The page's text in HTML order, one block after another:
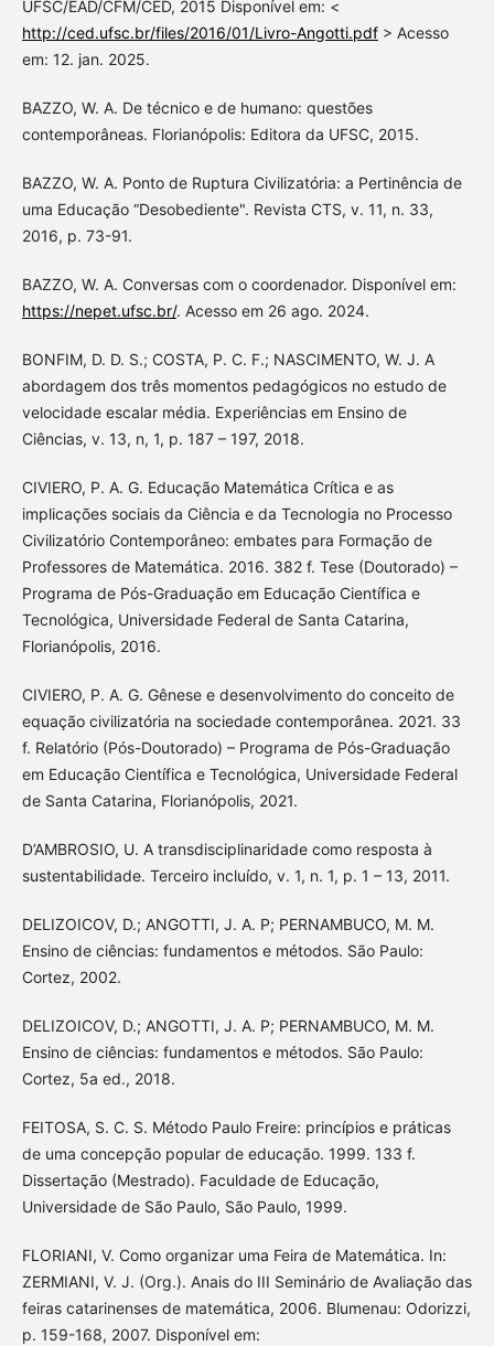
UFSC/EAD/CFM/CED, 2015 Disponível em: <
http://ced.ufsc.br/files/2016/01/Livro-Angotti.pdf> Acesso
em: 12. jan. 2025.
BAZZO, W. A. De técnico e de humano: questões
contemporâneas. Florianópolis: Editora da UFSC, 2015.
BAZZO, W. A. Ponto de Ruptura Civilizatória: a Pertinência de
uma Educação “Desobediente". Revista CTS, v. 11, n. 33,
2016, p. 73-91.
BAZZO, W. A. Conversas com o coordenador. Disponível em:
https://nepet.ufsc.br/. Acesso em 26 ago. 2024.
BONFIM, D. D. S.; COSTA, P. C. F.; NASCIMENTO, W. J. A
abordagem dos três momentos pedagógicos no estudo de
velocidade escalar média. Experiências em Ensino de
Ciências, v. 13, n, 1, p. 187 – 197, 2018.
CIVIERO, P. A. G. Educação Matemática Crítica e as
implicações sociais da Ciência e da Tecnologia no Processo
Civilizatório Contemporâneo: embates para Formação de
Professores de Matemática. 2016. 382 f. Tese (Doutorado) –
Programa de Pós-Graduação em Educação Científica e
Tecnológica, Universidade Federal de Santa Catarina,
Florianópolis, 2016.
CIVIERO, P. A. G. Gênese e desenvolvimento do conceito de
equação civilizatória na sociedade contemporânea. 2021. 33
f. Relatório (Pós-Doutorado) – Programa de Pós-Graduação
em Educação Científica e Tecnológica, Universidade Federal
de Santa Catarina, Florianópolis, 2021.
D’AMBROSIO, U. A transdisciplinaridade como resposta à
sustentabilidade. Terceiro incluído, v. 1, n. 1, p. 1 – 13, 2011.
DELIZOICOV, D.; ANGOTTI, J. A. P; PERNAMBUCO, M. M.
Ensino de ciências: fundamentos e métodos. São Paulo:
Cortez, 2002.
DELIZOICOV, D.; ANGOTTI, J. A. P; PERNAMBUCO, M. M.
Ensino de ciências: fundamentos e métodos. São Paulo:
Cortez, 5a ed., 2018.
FEITOSA, S. C. S. Método Paulo Freire: princípios e práticas
de uma concepção popular de educação. 1999. 133 f.
Dissertação (Mestrado). Faculdade de Educação,
Universidade de São Paulo, São Paulo, 1999.
FLORIANI, V. Como organizar uma Feira de Matemática. In:
ZERMIANI, V. J. (Org.). Anais do III Seminário de Avaliação das
feiras catarinenses de matemática, 2006. Blumenau: Odorizzi,
p. 159-168, 2007. Disponível em: